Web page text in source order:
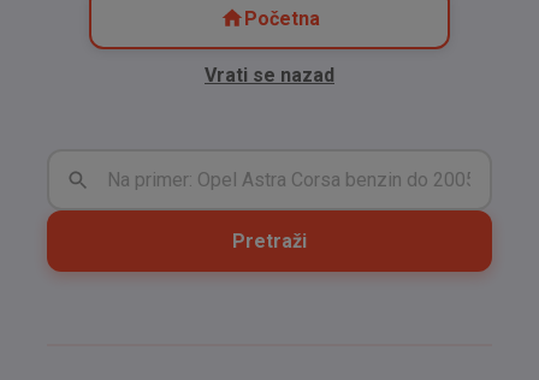
Početna
Vrati se nazad
Pretraži